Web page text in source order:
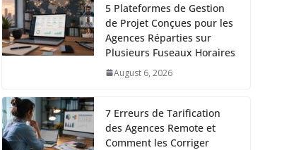
5 Plateformes de Gestion
de Projet Conçues pour les
Agences Réparties sur
Plusieurs Fuseaux Horaires
August 6, 2026
7 Erreurs de Tarification
des Agences Remote et
Comment les Corriger